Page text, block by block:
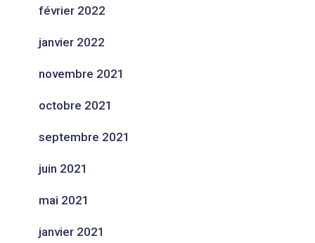
février 2022
janvier 2022
novembre 2021
octobre 2021
septembre 2021
juin 2021
mai 2021
janvier 2021